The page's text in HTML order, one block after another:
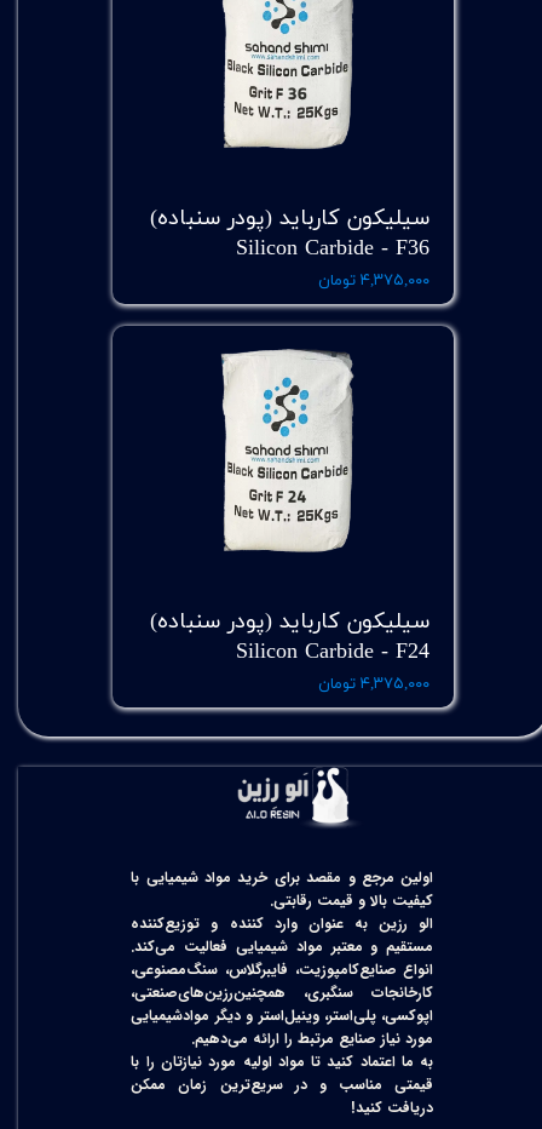
سیلیکون کارباید (پودر سنباده)
Silicon Carbide - F36
۴,۳۷۵,۰۰۰ تومان
سیلیکون کارباید (پودر سنباده)
Silicon Carbide - F24
۴,۳۷۵,۰۰۰ تومان
اولین مرجع و مقصد برای خرید مواد شیمیایی با
کیفیت بالا و قیمت رقابتی.
الو رزین به عنوان وارد کننده و توزیع‌کننده
مستقیم و معتبر مواد شیمیایی فعالیت می‌کند.
انواع صنایع‌کامپوزیت، فایبرگلاس، سنگ‌مصنوعی،
کارخانجات سنگبری، همچنین‌رزین‌های‌صنعتی،
اپوکسی، پلی‌استر، وینیل‌استر و دیگر مواد‌شیمیایی
مورد نیاز صنایع مرتبط را ارائه می‌دهیم.
به ما اعتماد کنید تا مواد اولیه مورد نیازتان را با
قیمتی مناسب و در سریع‌ترین زمان ممکن
دریافت کنید!​​​​​​​